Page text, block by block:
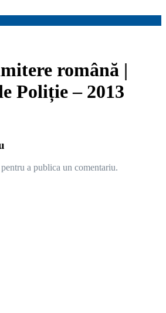
română |
Poliție – 2013
pentru a publica un comentariu.